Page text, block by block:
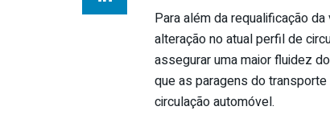
Para além da requalificação
alteração no atual perfil de
assegurar uma maior fluidez
que as paragens do
circulação automóvel.